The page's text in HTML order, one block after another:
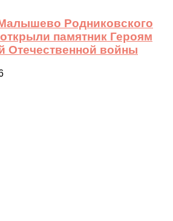
Родниковского
памятник Героям
Отечественной войны